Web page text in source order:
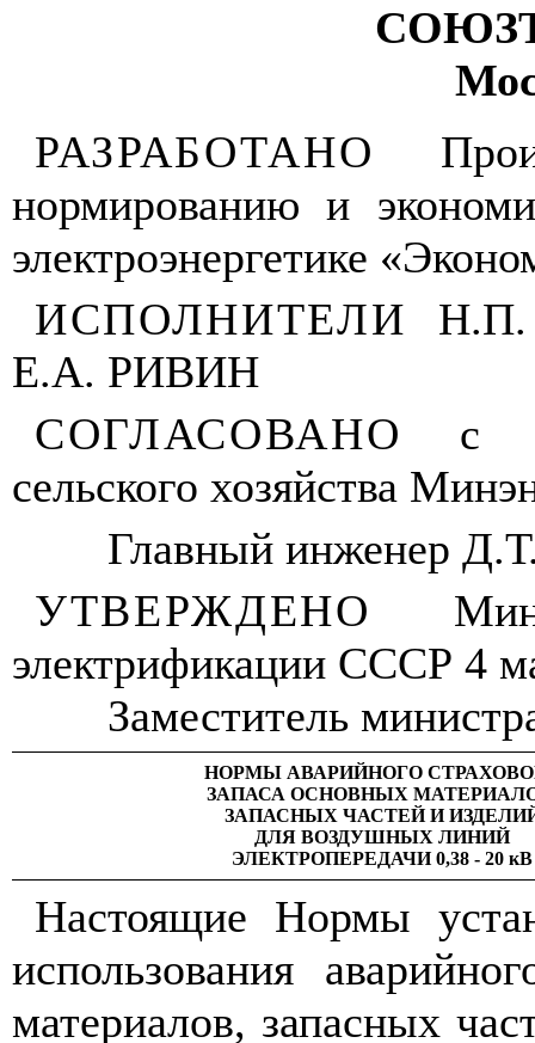
РАЗРАБОТАНО Про
нормированию и
электроэнергетике «Эконо
ИСПОЛНИТЕЛИ Н.П.
Е.А. РИВИН
СОГЛАСОВАНО
с
сельского хозяйства
Главный инженер Д.Т
УТВЕРЖДЕНО
электрификации СССР 4
Заместитель
НОРМЫ АВАРИЙНОГО
ЗАПАСА ОСНОВНЫХ
ЗАПАСНЫХ ЧАСТЕЙ И
ДЛЯ ВОЗДУШНЫХ ЛИНИЙ
ЭЛЕКТРОПЕРЕДАЧИ 0,38 - 20 кВ
Настоящие Нормы уста
использования
материалов, запасных